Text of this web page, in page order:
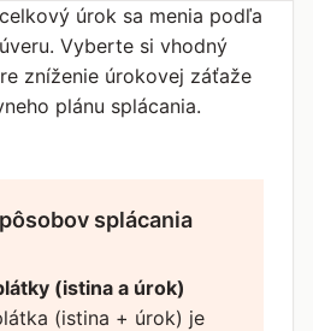
úrok sa menia podľa
Vyberte si vhodný
zníženie úrokovej záťaže
plánu splácania.
splácania
(istina a úrok)
(istina + úrok) je